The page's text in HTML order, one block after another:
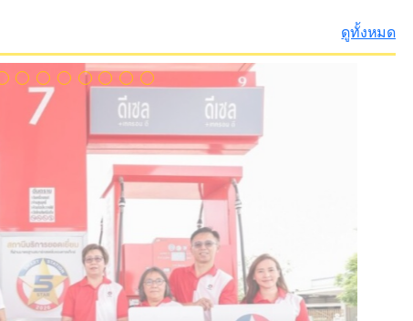
ดูทั้งหมด